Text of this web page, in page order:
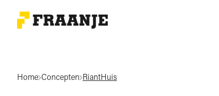
Home Concepten RiantHuis